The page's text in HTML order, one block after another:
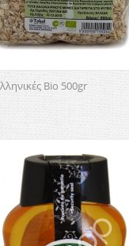
Bio 500gr